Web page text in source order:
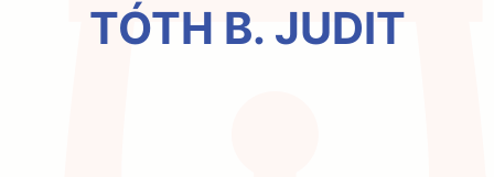
TÓTH B. JUDIT